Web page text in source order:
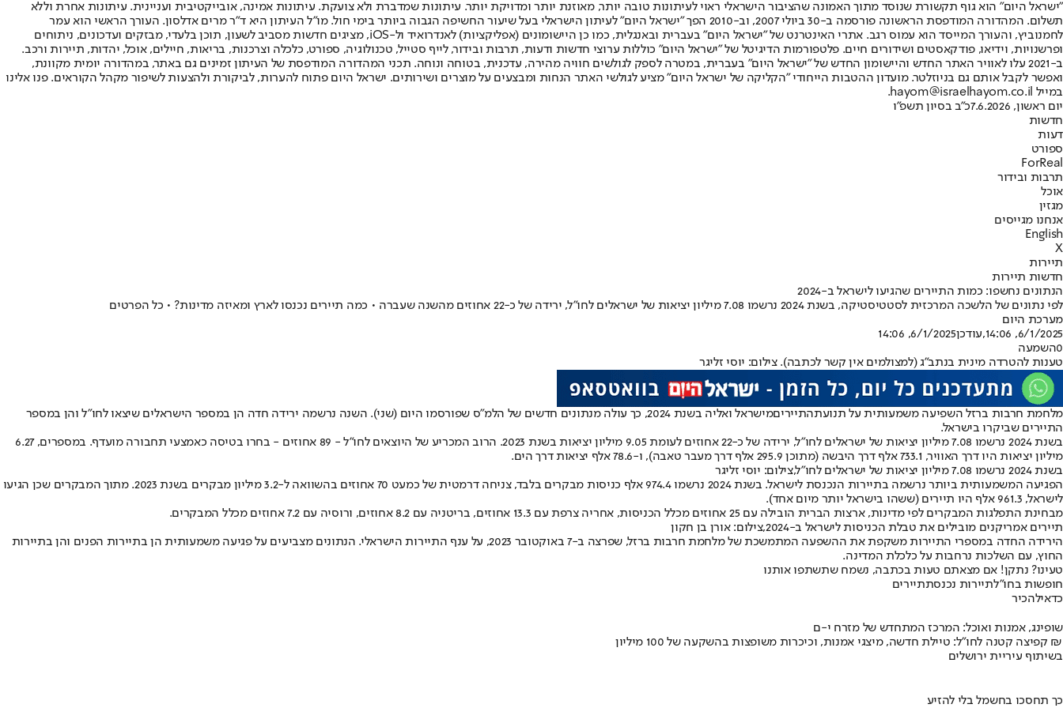
"ישראל היום" הוא גוף תקשורת שנוסד מתוך האמונה שהציבור הישראלי ראוי לעיתונות טובה יותר, מאוזנת יותר ומדויקת יותר. עיתונות שמדברת ולא צועקת. עיתונות אמינה, אובייקטיבית ועניינית. עיתונות אחרת וללא
תשלום. המהדורה המודפסת הראשונה פורסמה ב-30 ביולי 2007, וב-2010 הפך "ישראל היום" לעיתון הישראלי בעל שיעור החשיפה הגבוה ביותר בימי חול. מו"ל העיתון היא ד"ר מרים אדלסון. העורך הראשי הוא עמר
לחמנוביץ, והעורך המייסד הוא עמוס רגב. אתרי האינטרנט של "ישראל היום" בעברית ובאנגלית, כמו כן היישומונים (אפליקציות) לאנדרואיד ול-iOS, מציגים חדשות מסביב לשעון, תוכן בלעדי, מבזקים ועדכונים, ניתוחים
ופרשנויות, וידיאו, פודקאסטים ושידורים חיים. פלטפורמות הדיגיטל של "ישראל היום" כוללות ערוצי חדשות ודעות, תרבות ובידור, לייף סטייל, טכנולוגיה, ספורט, כלכלה וצרכנות, בריאות, חיילים, אוכל, יהדות, תיירות ורכב.
ב-2021 עלו לאוויר האתר החדש והיישומון החדש של "ישראל היום" בעברית, במטרה לספק לגולשים חוויה מהירה, עדכנית, בטוחה ונוחה. תכני המהדורה המודפסת של העיתון זמינים גם באתר, במהדורה יומית מקוונת,
ואפשר לקבל אותם גם בניוזלטר. מועדון ההטבות הייחודי "הקליקה של ישראל היום" מציע לגולשי האתר הנחות ומבצעים על מוצרים ושירותים. ישראל היום פתוח להערות, לביקורת ולהצעות לשיפור מקהל הקוראים. פנו אלינו
במייל hayom@israelhayom.co.il.
יום ראשון, 7.6.2026
כ"ב בסיון תשפ"ו
חדשות
דעות
ספורט
ForReal
תרבות ובידור
אוכל
מגזין
אנחנו מגייסים
English
X
תיירות
חדשות תיירות
הנתונים נחשפו: כמות התיירים שהגיעו לישראל ב-2024
לפי נתונים של הלשכה המרכזית לסטטיסטיקה, בשנת 2024 נרשמו 7.08 מיליון יציאות של ישראלים לחו"ל, ירידה של כ-22 אחוזים מהשנה שעברה • כמה תיירים נכנסו לארץ ומאיזה מדינות? • כל הפרטים
מערכת היום
6/1/2025, 14:06
,עודכן6/1/2025, 14:06
0השמעה
טענות להטרדה מינית בנתב"ג (למצולמים אין קשר לכתבה). צילום: יוסי זליגר
מלחמת חרבות ברזל השפיעה משמעותית על תנועתהתיירים
מישראל ואליה בשנת 2024, כך עולה מנתונים חדשים של הלמ"ס שפורסמו היום (שני). השנה נרשמה ירידה חדה הן במספר הישראלים שיצאו לחו"ל והן במספר
התיירים שביקרו בישראל.
בשנת 2024 נרשמו 7.08 מיליון יציאות של ישראלים לחו"ל, ירידה של כ-22 אחוזים לעומת 9.05 מיליון יציאות בשנת 2023. הרוב המכריע של היוצאים לחו"ל - 89 אחוזים - בחרו בטיסה כאמצעי תחבורה מועדף. במספרים, 6.27
מיליון יציאות היו דרך האוויר, 733.1 אלף דרך היבשה (מתוכן 295.9 אלף דרך מעבר טאבה), ו-78.6 אלף יציאות דרך הים.
בשנת 2024 נרשמו 7.08 מיליון יציאות של ישראלים לחו"ל,צילום: יוסי זליגר
הפגיעה המשמעותית ביותר נרשמה בתיירות הנכנסת לישראל. בשנת 2024 נרשמו 974.4 אלף כניסות מבקרים בלבד, צניחה דרמטית של כמעט 70 אחוזים בהשוואה ל-3.2 מיליון מבקרים בשנת 2023. מתוך המבקרים שכן הגיעו
לישראל, 961.3 אלף היו תיירים (ששהו בישראל יותר מיום אחד).
מבחינת התפלגות המבקרים לפי מדינות, ארצות הברית הובילה עם 25 אחוזים מכלל הכניסות, אחריה צרפת עם 13.3 אחוזים, בריטניה עם 8.2 אחוזים, ורוסיה עם 7.2 אחוזים מכלל המבקרים.
תיירים אמריקנים מובילים את טבלת הכניסות לישראל ב-2024,צילום: אורן בן חקון
הירידה החדה במספרי התיירות משקפת את ההשפעה המתמשכת של מלחמת חרבות ברזל, שפרצה ב-7 באוקטובר 2023, על ענף התיירות הישראלי. הנתונים מצביעים על פגיעה משמעותית הן בתיירות הפנים והן בתיירות
החוץ, עם השלכות נרחבות על כלכלת המדינה.
טעינו? נתקן! אם מצאתם טעות בכתבה, נשמח שתשתפו אותנו
חופשות בחו"לתיירות נכנסתתיירים
כדאילהכיר
שופינג, אמנות ואוכל: המרכז המתחדש של מזרח י-ם
קפיצה קטנה לחו"ל: טיילת חדשה, מיצגי אמנות, וכיכרות משופצות בהשקעה של 100 מיליון ₪
בשיתוף עיריית ירושלים
כך תחסכו בחשמל בלי להזיע